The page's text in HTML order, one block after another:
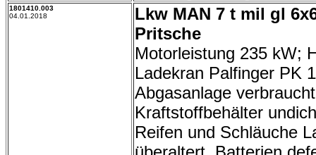
1801410.003
04.01.2018
Lkw MAN 7 t mil gl
Pritsche
Motorleistung 235 kW;
Ladekran Palfinger PK
Abgasanlage
Kraftstoffbehälter
Reifen und Schläuche